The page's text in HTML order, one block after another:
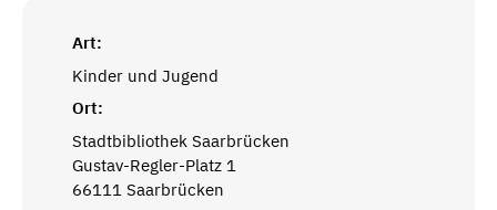
Art:
Kinder und Jugend
Ort:
Stadtbibliothek Saarbrücken
Gustav-Regler-Platz 1
66111 Saarbrücken